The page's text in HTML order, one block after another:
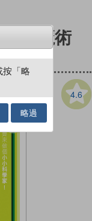
科學魔術
4.6
按「略
略過